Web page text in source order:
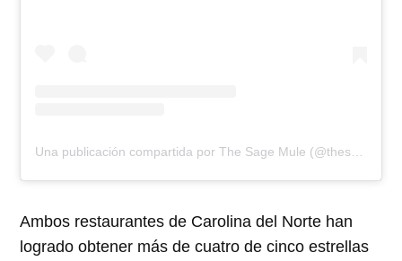
Ambos restaurantes de Carolina del Norte han
logrado obtener más de cuatro de cinco estrellas